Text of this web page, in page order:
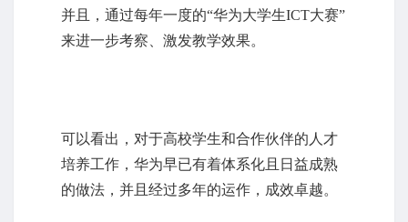
并且，通过每年一度的“华为大学生ICT大赛”
来进一步考察、激发教学效果。
可以看出，对于高校学生和合作伙伴的人才
培养工作，华为早已有着体系化且日益成熟
的做法，并且经过多年的运作，成效卓越。